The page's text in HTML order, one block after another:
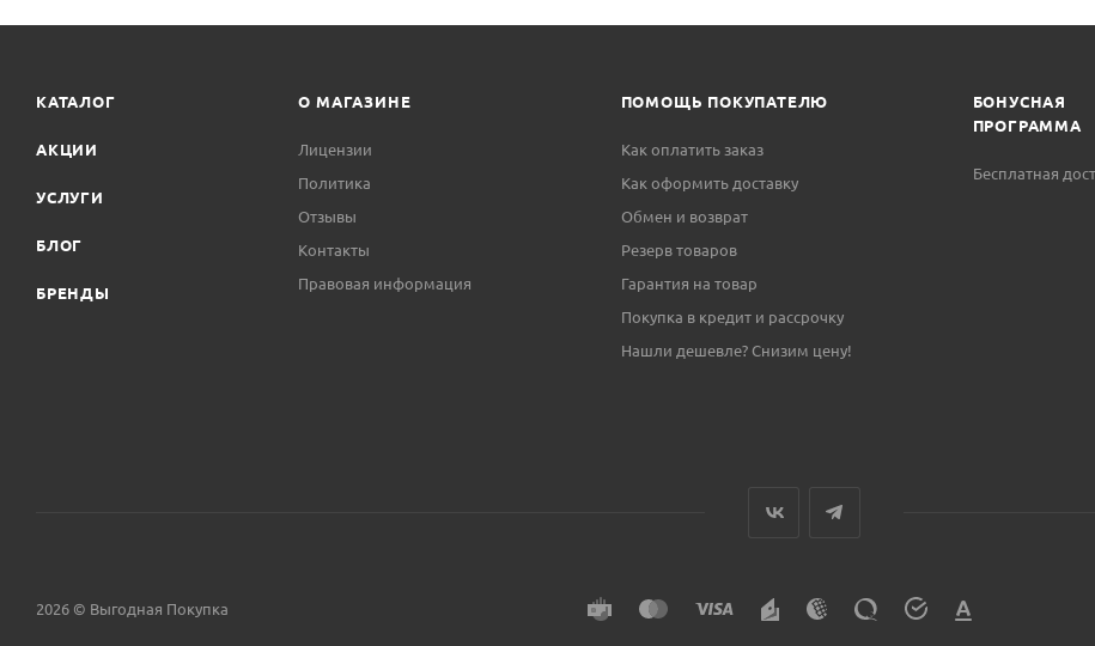
КАТАЛОГ
АКЦИИ
УСЛУГИ
БЛОГ
БРЕНДЫ
О МАГАЗИНЕ
Лицензии
Политика
Отзывы
Контакты
Правовая информация
ПОМОЩЬ ПОКУПАТЕЛЮ
Как оплатить заказ
Как оформить доставку
Обмен и возврат
Резерв товаров
Гарантия на товар
Покупка в кредит и рассрочку
Нашли дешевле? Снизим цену!
БОНУСНАЯ
ПРОГРАММА
Бесплатная
2026 © Выгодная Покупка